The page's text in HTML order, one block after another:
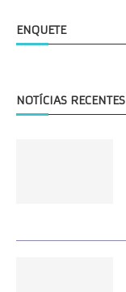
ENQUETE
NOTÍCIAS RECENTES